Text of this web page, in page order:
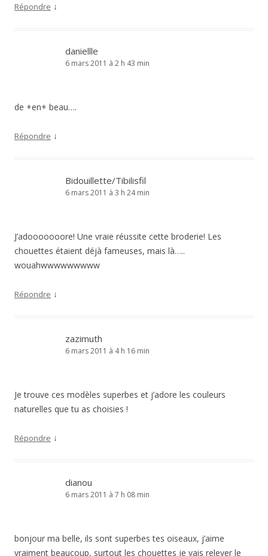
Répondre ↓
daniellle
6 mars 2011 à 2 h 43 min
de +en+ beau….
Répondre ↓
Bidouillette/Tibilisfil
6 mars 2011 à 3 h 24 min
J’adooooooore! Une vraie réussite cette broderie! Les
chouettes étaient déjà fameuses, mais là…..
wouahwwwwwwwww
Répondre ↓
zazimuth
6 mars 2011 à 4 h 16 min
Je trouve ces modèles superbes et j’adore les couleurs
naturelles que tu as choisies !
Répondre ↓
dianou
6 mars 2011 à 7 h 08 min
bonjour ma belle, ils sont superbes tes oiseaux, j’aime
vraiment beaucoup, surtout les chouettes je vais relever le